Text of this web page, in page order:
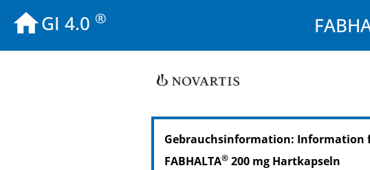
GI 4.0 ®
PZN: 19176380
PPN: 111917638086
GTIN: 07613421176341
Gebrauchsinformation: Information
FABHALTA® 200 mg Hartkapseln